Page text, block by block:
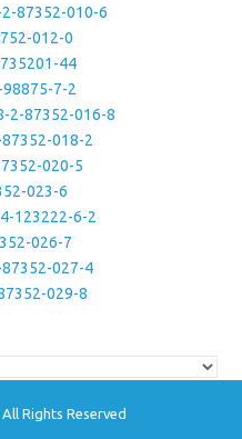
2-87352-010-6
012-0
44
98875-7-2
2-87352-016-8
87352-018-2
020-5
023-6
123222-6-2
026-7
87352-027-4
029-8
Rights Reserved